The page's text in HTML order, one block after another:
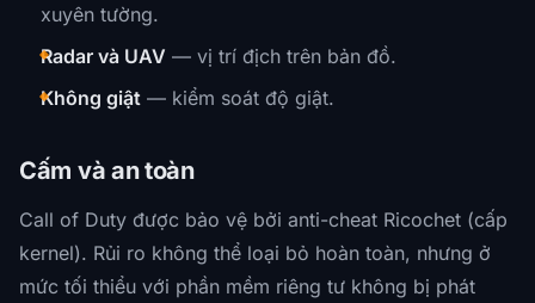
xuyên tường.
Radar và UAV — vị trí địch trên bản đồ.
Không giật — kiểm soát độ giật.
Cấm và an toàn
Call of Duty được bảo vệ bởi anti-cheat Ricochet (cấp
kernel). Rủi ro không thể loại bỏ hoàn toàn, nhưng ở
mức tối thiểu với phần mềm riêng tư không bị phát